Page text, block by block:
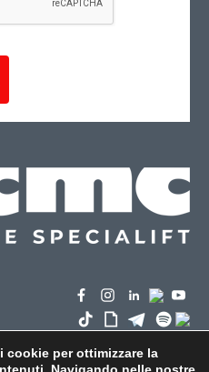
cookie per ottimizzare la